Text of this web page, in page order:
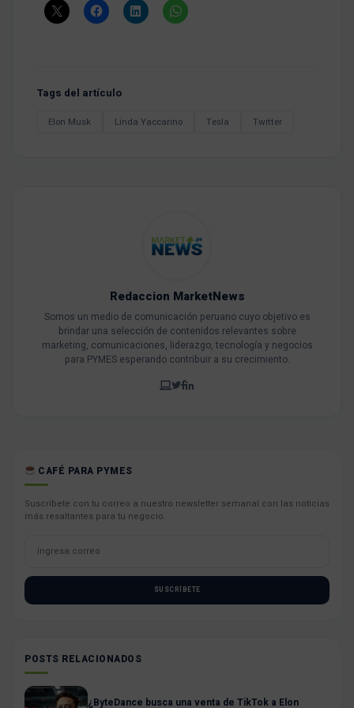
Tags del artículo
Elon Musk Linda Yaccarino Tesla Twitter
Redaccion MarketNews
Somos un medio de comunicación peruano cuyo objetivo es
brindar una selección de contenidos relevantes sobre
marketing, comunicaciones, liderazgo, tecnología y negocios
para PYMES esperando contribuir a su crecimiento.
CAFÉ PARA PYMES
Suscríbete con tu correo a nuestro newsletter semanal con las noticias
más resaltantes para tu negocio.
SUSCRÍBETE
POSTS RELACIONADOS
¿ByteDance busca una venta de TikTok a Elon